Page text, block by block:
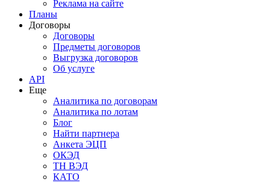
Реклама на сайте
Планы
Договоры
Договоры
Предметы договоров
Выгрузка договоров
Об услуге
API
Еще
Аналитика по договорам
Аналитика по лотам
Блог
Найти партнера
Анкета ЭЦП
ОКЭД
ТН ВЭД
КАТО